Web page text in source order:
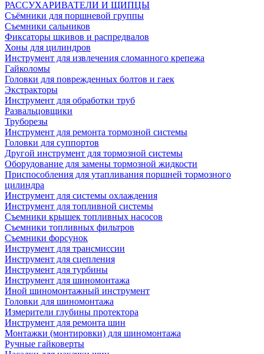
РАССУХАРИВАТЕЛИ И ЩИПЦЫ
Съёмники для поршневой группы
Съемники сальников
Фиксаторы шкивов и распредвалов
Хоны для цилиндров
Инструмент для извлечения сломанного крепежа
Гайколомы
Головки для поврежденных болтов и гаек
Экстракторы
Инструмент для обработки труб
Развальцовщики
Труборезы
Инструмент для ремонта тормозной системы
Головки для суппортов
Другой инструмент для тормозной системы
Оборудование для замены тормозной жидкости
Приспособления для утапливания поршней тормозного
цилиндра
Инструмент для системы охлаждения
Инструмент для топливной системы
Съемники крышек топливных насосов
Съемники топливных фильтров
Съемники форсунок
Инструмент для трансмиссии
Инструмент для сцепления
Инструмент для турбины
Инструмент для шиномонтажа
Иной шиномонтажный инструмент
Головки для шиномонтажа
Измерители глубины протектора
Инструмент для ремонта шин
Монтажки (монтировки) для шиномонтажа
Ручные гайковерты